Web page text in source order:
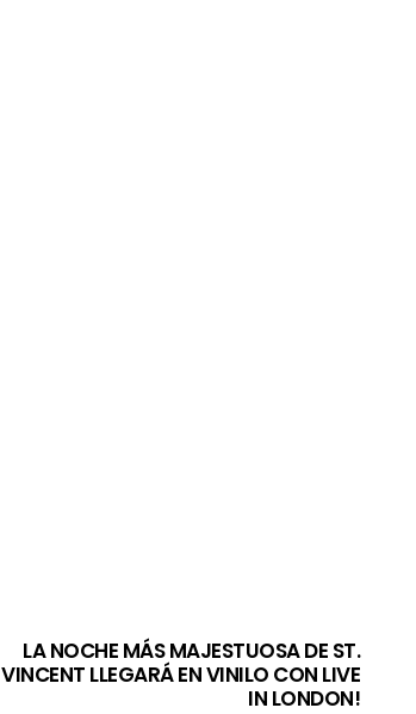
LA NOCHE MÁS MAJESTUOSA DE ST.
VINCENT LLEGARÁ EN VINILO CON LIVE
IN LONDON!